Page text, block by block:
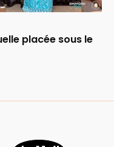
placée sous le